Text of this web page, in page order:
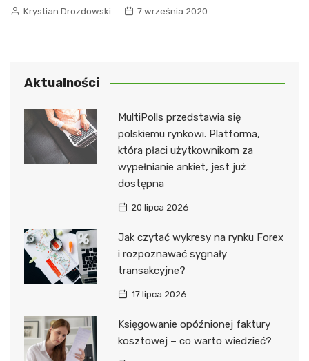
Krystian Drozdowski 7 września 2020
Aktualności
MultiPolls przedstawia się
polskiemu rynkowi. Platforma,
która płaci użytkownikom za
wypełnianie ankiet, jest już
dostępna
20 lipca 2026
Jak czytać wykresy na rynku Forex
i rozpoznawać sygnały
transakcyjne?
17 lipca 2026
Księgowanie opóźnionej faktury
kosztowej – co warto wiedzieć?